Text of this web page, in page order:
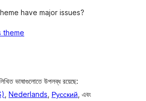
have major issues?
theme
ভাষাগুলোতে উপলব্ধ রয়েছে:
, Nederlands, Русский, এবং